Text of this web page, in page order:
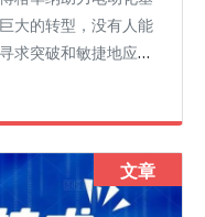
大的转型，没有人能
求突破和敏捷地应对
to be changed. 我
文章